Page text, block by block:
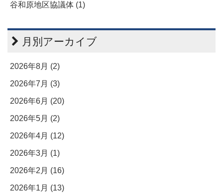
谷和原地区協議体 (1)
月別アーカイブ
2026年8月 (2)
2026年7月 (3)
2026年6月 (20)
2026年5月 (2)
2026年4月 (12)
2026年3月 (1)
2026年2月 (16)
2026年1月 (13)